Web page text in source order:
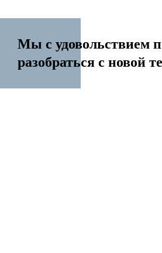
Мы с удовольствием
разобраться с новой